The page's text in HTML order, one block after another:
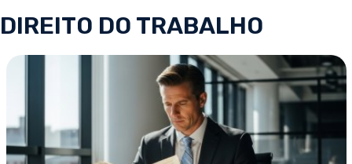
DIREITO DO TRABALHO